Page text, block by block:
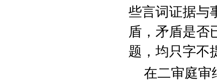
些言词证据与
盾，矛盾是否
题，均只字不
在二审庭审